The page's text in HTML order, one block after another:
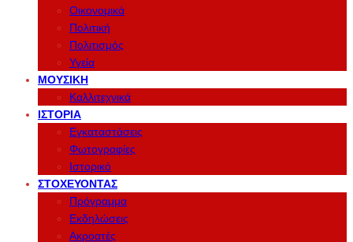
Οικονομικά
Πολιτική
Πολιτισμός
Υγεία
ΜΟΥΣΙΚΉ
Καλλιτεχνικά
ΙΣΤΟΡΊΑ
Εγκαταστάσεις
Φωτογραφίες
Ιστορικό
ΣΤΟΧΕΎΟΝΤΑΣ
Πρόγραμμα
Εκδηλώσεις
Ακροατές